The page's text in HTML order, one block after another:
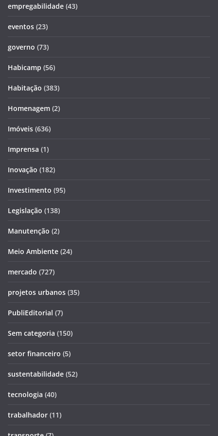
empregabilidade (43)
eventos (23)
governo (73)
Habicamp (56)
Habitação (383)
Homenagem (2)
Imóveis (636)
Imprensa (1)
Inovação (182)
Investimento (95)
Legislação (138)
Manutenção (2)
Meio Ambiente (24)
mercado (727)
projetos urbanos (35)
PubliEditorial (7)
Sem categoria (150)
setor financeiro (5)
sustentabilidade (52)
tecnologia (40)
trabalhador (11)